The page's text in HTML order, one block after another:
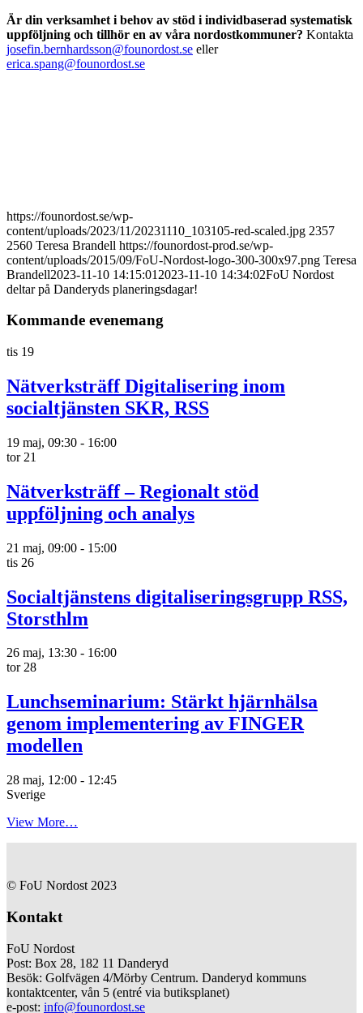
Är din verksamhet i behov av stöd i individbaserad systematisk
uppföljning och tillhör en av våra nordostkommuner? Kontakta
josefin.bernhardsson@founordost.se eller
erica.spang@founordost.se
https://founordost.se/wp-
content/uploads/2023/11/20231110_103105-red-scaled.jpg 2357
2560 Teresa Brandell https://founordost-prod.se/wp-
content/uploads/2015/09/FoU-Nordost-logo-300-300x97.png Teresa
Brandell2023-11-10 14:15:01 2023-11-10 14:34:02FoU Nordost
deltar på Danderyds planeringsdagar!
Kommande evenemang
tis 19
Nätverksträff Digitalisering inom
socialtjänsten SKR, RSS
19 maj, 09:30 - 16:00
tor 21
Nätverksträff – Regionalt stöd
uppföljning och analys
21 maj, 09:00 - 15:00
tis 26
Socialtjänstens digitaliseringsgrupp RSS,
Storsthlm
26 maj, 13:30 - 16:00
tor28
Lunchseminarium: Stärkt hjärnhälsa
genom implementering av FINGER
modellen
28 maj, 12:00 - 12:45
Sverige
View More…
© FoU Nordost 2023
Kontakt
FoU Nordost
Post: Box 28, 182 11 Danderyd
Besök: Golfvägen 4/Mörby Centrum. Danderyd kommuns
kontaktcenter, vån 5 (entré via butiksplanet)
e-post: info@founordost.se